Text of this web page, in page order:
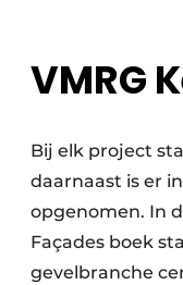
VMRG
Bij elk project
daarnaast is er
opgenomen. In
Façades boek
gevelbranche